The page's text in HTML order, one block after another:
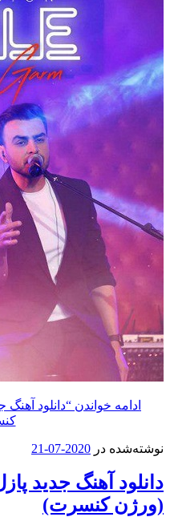
“دانلود آهنگ جدید پازل
2020-07-21
آهنگ جدید پازل بند